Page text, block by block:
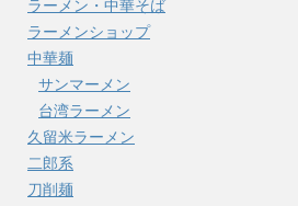
ラーメン・中華そば
ラーメンショップ
中華麺
サンマーメン
台湾ラーメン
久留米ラーメン
二郎系
刀削麺